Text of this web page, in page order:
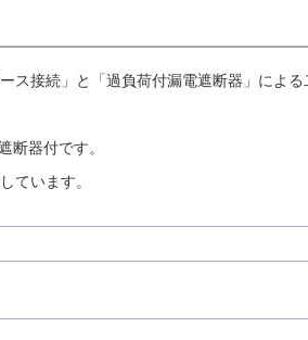
ス接続」と「過負荷付漏電遮断器」による
断器付です。
ています。